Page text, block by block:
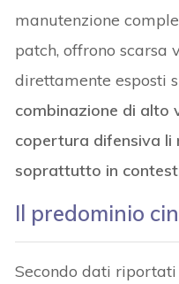
manutenzione
patch, offrono scarsa
direttamente esposti
combinazione di alto
copertura difensiva li
soprattutto in
Il predominio
Secondo dati